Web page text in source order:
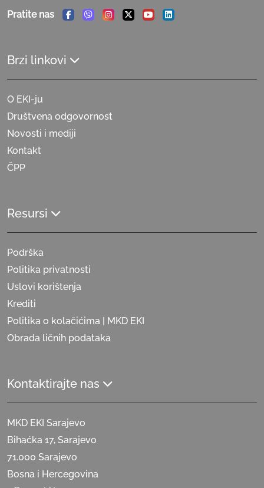
Pratite nas
Facebook
ViberInstagram
TwitterYoutubeLinkedin
Brzi linkovi
O EKI-ju
Društvena odgovornost
Novosti i mediji
Kontakt
ČPP
Resursi
Podrška
Politika privatnosti
Uslovi korištenja
Krediti
Politika o kolačićima | MKD EKI
Obrada ličnih podataka
Kontaktirajte nas
MKD EKI Sarajevo
Bihaćka 17, Sarajevo
71.000 Sarajevo
Bosna i Hercegovina